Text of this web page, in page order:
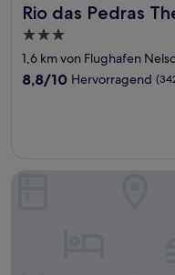
Rio das Pedras
Rio das Pedras
3.0-
Sterne-
Unterkunft
1,6 km von Flughafen
8.8
8,8/10 Hervorragend